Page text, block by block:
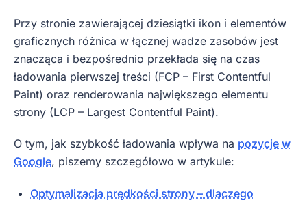
Przy stronie zawierającej dziesiątki ikon i elementów
graficznych różnica w łącznej wadze zasobów jest
znacząca i bezpośrednio przekłada się na czas
ładowania pierwszej treści (FCP – First Contentful
Paint) oraz renderowania największego elementu
strony (LCP – Largest Contentful Paint).
O tym, jak szybkość ładowania wpływa na pozycje w
Google, piszemy szczegółowo w artykule:
Optymalizacja prędkości strony – dlaczego